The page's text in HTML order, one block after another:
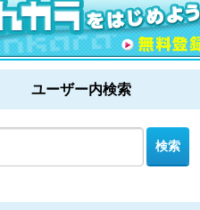
ユーザー内検索